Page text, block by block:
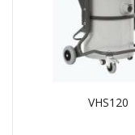
VHS120